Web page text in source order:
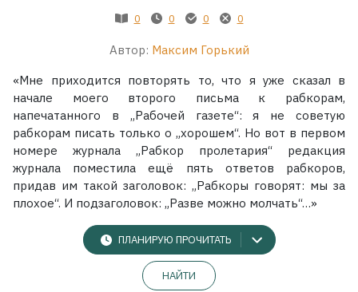
0 0 0 0
Автор: Максим Горький
«Мне приходится повторять то, что я уже сказал в
начале моего второго письма к рабкорам,
напечатанного в „Рабочей газете“: я не советую
рабкорам писать только о „хорошем“. Но вот в первом
номере журнала „Рабкор пролетария“ редакция
журнала поместила ещё пять ответов рабкоров,
придав им такой заголовок: „Рабкоры говорят: мы за
плохое“. И подзаголовок: „Разве можно молчать“…»
ПЛАНИРУЮ ПРОЧИТАТЬ
НАЙТИ